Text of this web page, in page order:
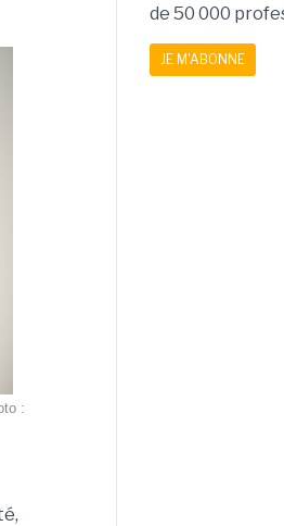
:
de 50 000
JE M'ABONNE